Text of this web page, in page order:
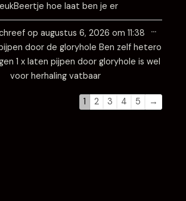
hoe laat ben je er
op augustus 6, 2026 om 11:38
door de gloryhole Ben zelf hetero
1 x laten pijpen door gloryhole is wel
voor herhaling vatbaar
…
Wissel
deze
1 2 3 4 5 →